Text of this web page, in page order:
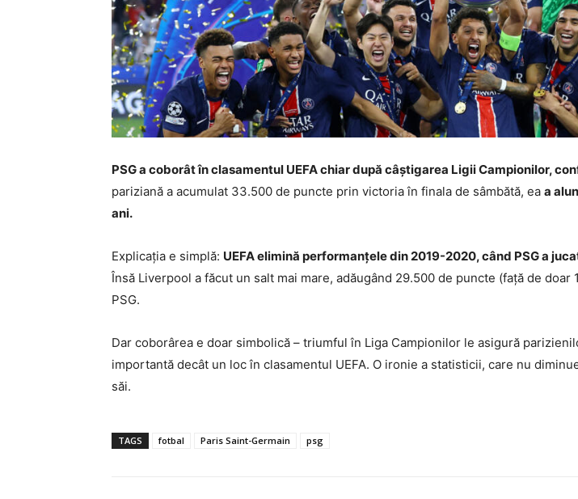
PSG a coborât în clasamentul UEFA chiar după câștigarea Ligii Campionilor,
pariziană a acumulat 33.500 de puncte prin victoria în finala de sâmbătă, ea a
ani.
Explicația e simplă: UEFA elimină performanțele din 2019-2020, când PSG a
Însă Liverpool a făcut un salt mai mare, adăugând 29.500 de puncte (față de
PSG.
Dar coborârea e doar simbolică – triumful în Liga Campionilor le asigură
importantă decât un loc în clasamentul UEFA. O ironie a statisticii, care nu
săi.
TAGS fotbal Paris Saint-Germain psg